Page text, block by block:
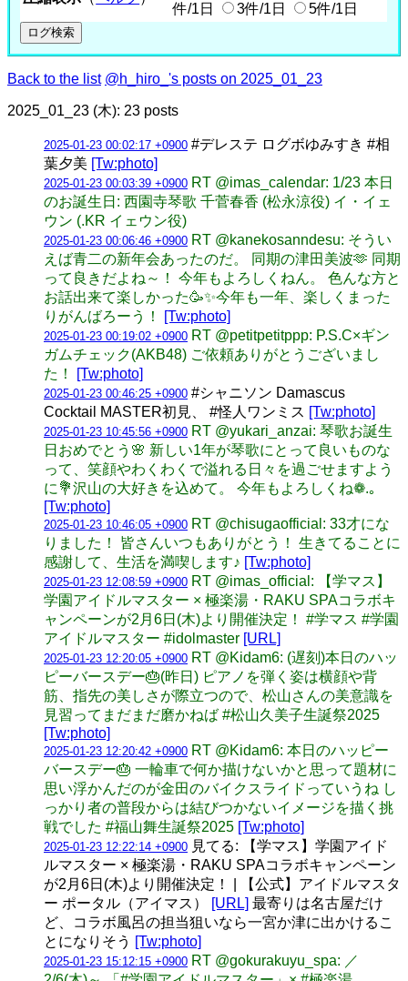
件/1日
3件/1日 5件/1日
Back to the list @h_hiro_'s posts on 2025_01_23
2025_01_23 (木): 23 posts
2025-01-23 00:02:17 +0900 #デレステ ログボゆみすき #相
葉夕美 [Tw:photo]
2025-01-23 00:03:39 +0900 RT @imas_calendar: 1/23 本日
のお誕生日: 西園寺琴歌 千菅春香 (松永涼役) イ・イェ
ウン (.KR イェウン役)
2025-01-23 00:06:46 +0900 RT @kanekosanndesu: そうい
えば青二の新年会あったのだ。 同期の津田美波🫶 同期
って良きだよね～！ 今年もよろしくねん。 色んな方と
お話出来て楽しかった🥳✨今年も一年、楽しくまった
りがんばろーう！
[Tw:photo]
2025-01-23 00:19:02 +0900 RT @petitpetitppp: P.S.C×ギン
ガムチェック(AKB48) ご依頼ありがとうございまし
た！
[Tw:photo]
2025-01-23 00:46:25 +0900 #シャニソン Damascus
Cocktail MASTER初見、 #怪人ワンミス [Tw:photo]
2025-01-23 10:45:56 +0900 RT @yukari_anzai: 琴歌お誕生
日おめでとう🌸 新しい1年が琴歌にとって良いものな
って、笑顔やわくわくで溢れる日々を過ごせますよう
に💐沢山の大好きを込めて。 今年もよろしくね❁.｡
[Tw:photo]
2025-01-23 10:46:05 +0900 RT @chisugaofficial: 33才にな
りました！ 皆さんいつもありがとう！ 生きてることに
感謝して、生活を満喫します♪ [Tw:photo]
2025-01-23 12:08:59 +0900 RT @imas_official: 【学マス】
学園アイドルマスター × 極楽湯・RAKU SPAコラボキ
ャンペーンが2月6日(木)より開催決定！ #学マス #学園
アイドルマスター #idolmaster [URL]
2025-01-23 12:20:05 +0900 RT @Kidam6: (遅刻)本日のハッ
ピーバースデー🎂(昨日) ピアノを弾く姿は横顔や背
筋、指先の美しさが際立つので、松山さんの美意識を
見習ってまだまだ磨かねば #松山久美子生誕祭2025
[Tw:photo]
2025-01-23 12:20:42 +0900 RT @Kidam6: 本日のハッピー
バースデー🎂 一輪車で何か描けないかと思って題材に
思い浮かんだのが金田のバイクスライドっていうね し
っかり者の普段からは結びつかないイメージを描く挑
戦でした #福山舞生誕祭2025 [Tw:photo]
2025-01-23 12:22:14 +0900 見てる: 【学マス】学園アイド
ルマスター × 極楽湯・RAKU SPAコラボキャンペーン
が2月6日(木)より開催決定！ | 【公式】アイドルマスタ
ー ポータル（アイマス）
[URL] 最寄りは名古屋だけ
ど、コラボ風呂の担当狙いなら一宮か津に出かけるこ
とになりそう [Tw:photo]
2025-01-23 15:12:15 +0900 RT @gokurakuyu_spa: ／